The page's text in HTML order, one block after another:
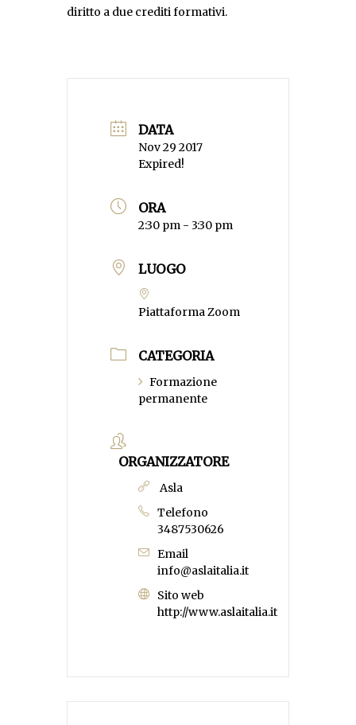
diritto a due crediti formativi.
DATA
Nov 29 2017
Expired!
ORA
2:30 pm - 3:30 pm
LUOGO
Piattaforma Zoom
CATEGORIA
Formazione
permanente
ORGANIZZATORE
Asla
Telefono
3487530626
Email
info@aslaitalia.it
Sito web
http://www.aslaitalia.it